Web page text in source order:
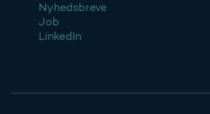
Nyhedsbreve
Job
LinkedIn